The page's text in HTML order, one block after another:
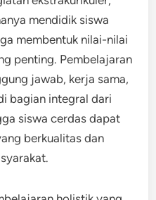
mendidik siswa
membentuk nilai-nilai
penting. Pembelajaran
jawab, kerja sama,
bagian integral dari
siswa cerdas dapat
berkualitas dan